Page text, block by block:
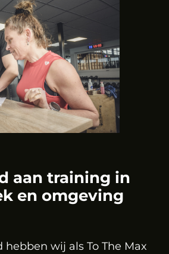
aan training in
en omgeving
hebben wij als To The Max